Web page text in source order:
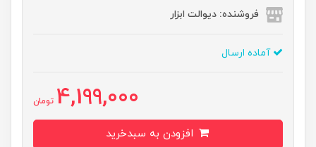
فروشنده: دیوالت ابزار
آماده ارسال
4,199,000 تومان